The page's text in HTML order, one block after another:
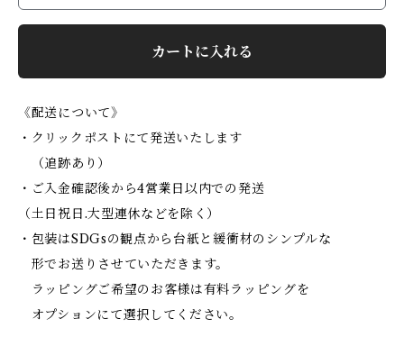
カートに入れる
《配送について》
・クリックポストにて発送いたします
（追跡あり）
・ご入金確認後から4営業日以内での発送
（土日祝日.大型連休などを除く）
・包装はSDGsの観点から台紙と緩衝材のシンプルな
形でお送りさせていただきます。
ラッピングご希望のお客様は有料ラッピングを
オプションにて選択してください。